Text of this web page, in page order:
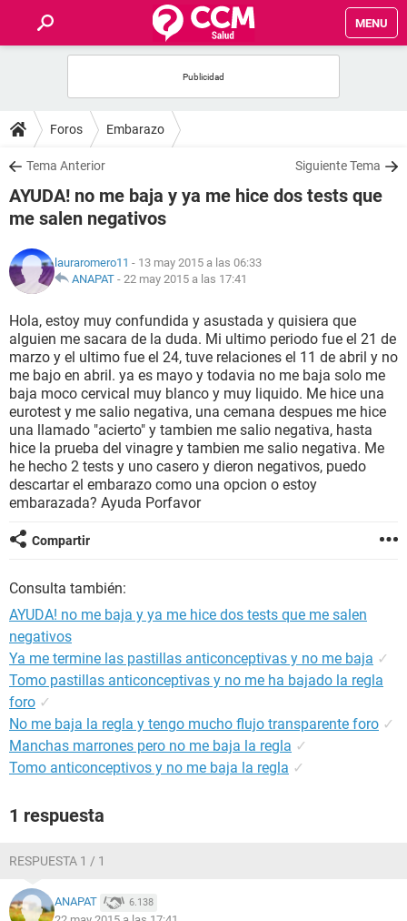
MENU
FOROS
SALUD
FAMILIA
NUTRICIÓN
SEXUALIDAD
GLOSARIO
Foros Embarazo
Tema Anterior Siguiente Tema
AYUDA! no me baja y ya me hice dos tests que
me salen negativos
lauraromero11 - 13 may 2015 a las 06:33
ANAPAT - 22 may 2015 a las 17:41
Hola, estoy muy confundida y asustada y quisiera que
alguien me sacara de la duda. Mi ultimo periodo fue el 21 de
marzo y el ultimo fue el 24, tuve relaciones el 11 de abril y no
me bajo en abril. ya es mayo y todavia no me baja solo me
baja moco cervical muy blanco y muy liquido. Me hice una
eurotest y me salio negativa, una cemana despues me hice
una llamado "acierto" y tambien me salio negativa, hasta
hice la prueba del vinagre y tambien me salio negativa. Me
he hecho 2 tests y uno casero y dieron negativos, puedo
descartar el embarazo como una opcion o estoy
embarazada? Ayuda Porfavor
Compartir
Consulta también:
AYUDA! no me baja y ya me hice dos tests que me salen
negativos
Ya me termine las pastillas anticonceptivas y no me baja ✓
Tomo pastillas anticonceptivas y no me ha bajado la regla
foro ✓
No me baja la regla y tengo mucho flujo transparente foro ✓
Manchas marrones pero no me baja la regla ✓
Tomo anticonceptivos y no me baja la regla ✓
1 respuesta
RESPUESTA 1 / 1
ANAPAT 6.138